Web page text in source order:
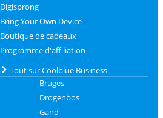
Digisprong
Bring Your Own Device
Boutique de cadeaux
Programme d'affiliation
Tout sur Coolblue Business
Bruges
Drogenbos
Gand